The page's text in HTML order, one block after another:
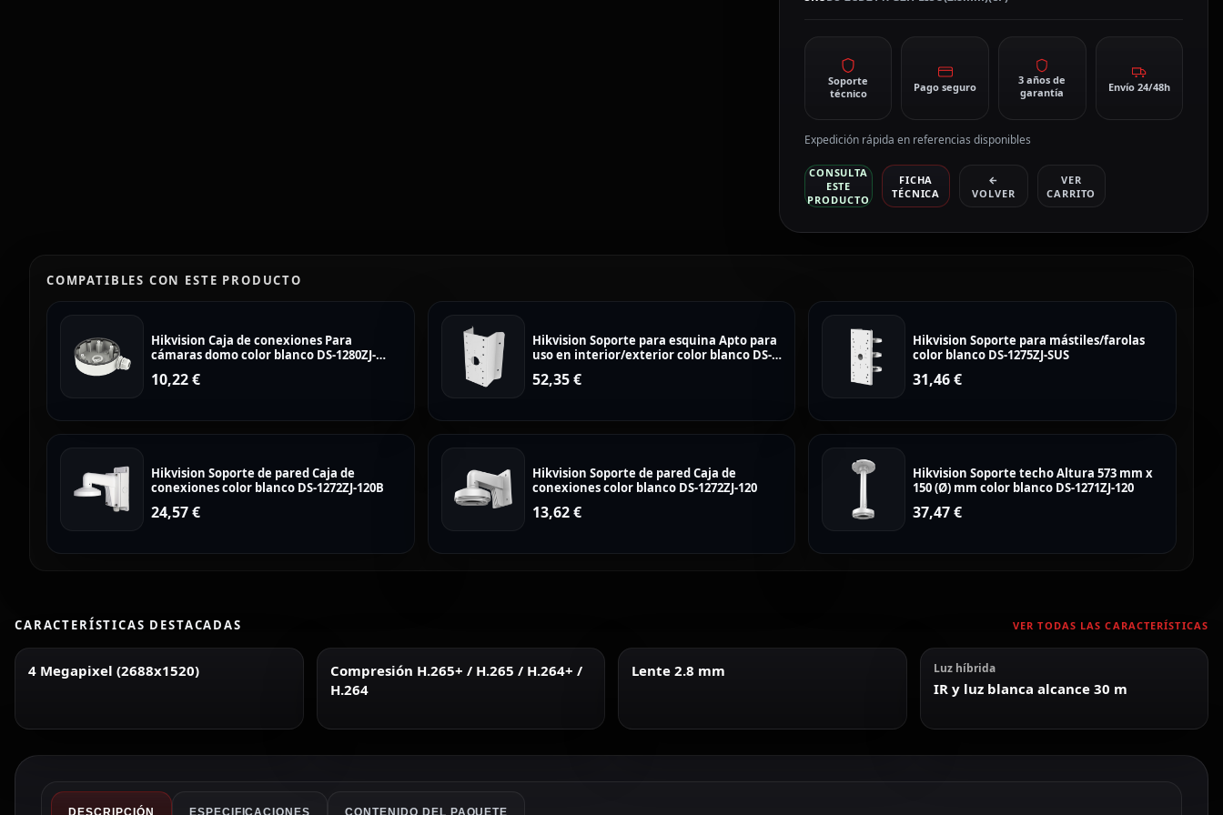
Soporte
técnico
Pago seguro
3 años de
garantía
Envío 24/48h
Expedición rápida en referencias disponibles
CONSULTA
ESTE
PRODUCTO
FICHA
TÉCNICA
←
VOLVER
VER
CARRITO
COMPATIBLES CON ESTE PRODUCTO
Hikvision Caja de conexiones Para
cámaras domo color blanco DS-1280ZJ-
10,22€
Hikvision Soporte para esquina Apto para
uso en interior/exterior color blanco DS-
52,35€
Hikvision Soporte para mástiles/farolas
color blanco DS-1275ZJ-SUS
31,46€
Hikvision Soporte de pared Caja de
conexiones color blanco DS-1272ZJ-120B
24,57€
Hikvision Soporte de pared Caja de
conexiones color blanco DS-1272ZJ-120
13,62€
Hikvision Soporte techo Altura 573 mm x
150 (Ø) mm color blanco DS-1271ZJ-120
37,47€
CARACTERÍSTICAS DESTACADAS VER TODAS LAS CARACTERÍSTICAS
4 Megapixel (2688x1520)
Compresión H.265+ / H.265 / H.264+ /
H.264
Lente 2.8 mm Luz híbrida
IR y luz blanca alcance 30 m